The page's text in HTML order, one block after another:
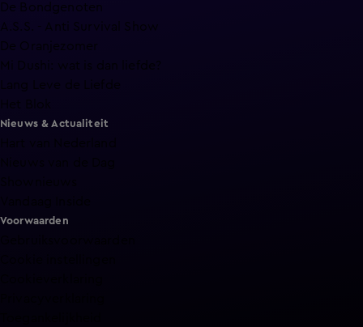
De Bondgenoten
A.S.S. - Anti Survival Show
De Oranjezomer
Mi Dushi: wat is dan liefde?
Lang Leve de Liefde
Nieuws & Actualiteit
Voorwaarden